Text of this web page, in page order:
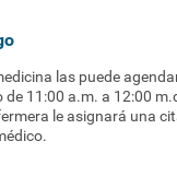
etc) en la semana
las puede
de 11:00 a.m. a 12:00
le asignará una